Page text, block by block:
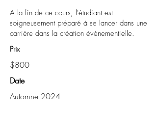
A la fin de ce cours, l'étudiant est
soigneusement préparé à se lancer dans une
carrière dans la création événementielle.
Prix
$800
Date
Automne 2024